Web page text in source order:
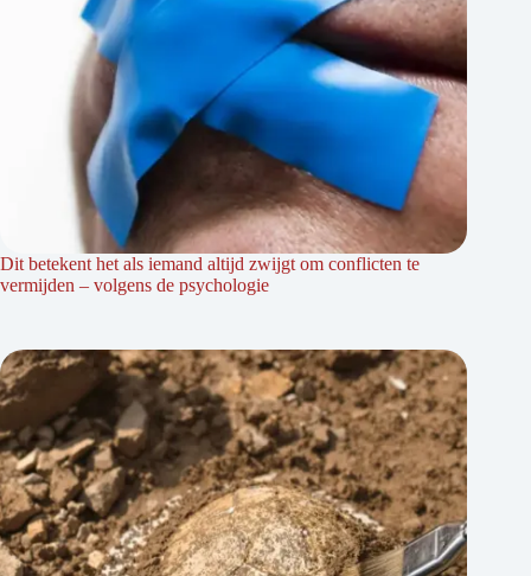
Dit betekent het als iemand altijd zwijgt om conflicten te
vermijden – volgens de psychologie